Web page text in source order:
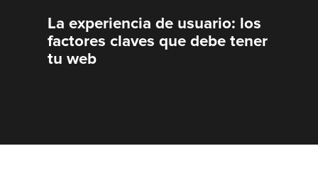
La experiencia de usuario: los
factores claves que debe tener
tu web